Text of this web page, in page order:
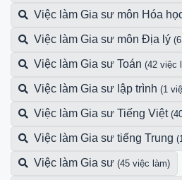
Việc làm Gia sư môn Hóa
Việc làm Gia sư môn Địa lý
Việc làm Gia sư Toán (42 việc
Việc làm Gia sư lập trình (1
Việc làm Gia sư Tiếng Việt
Việc làm Gia sư tiếng Trung
Việc làm Gia sư (45 việc làm)